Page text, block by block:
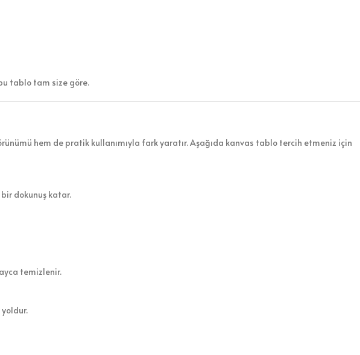
tablo tam size göre.
hem de pratik kullanımıyla fark yaratır. Aşağıda kanvas tablo tercih etmeniz için
dokunuş katar.
temizlenir.